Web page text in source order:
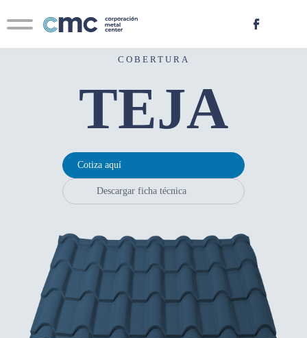
Contacto
Novedades
COBERTURA
TEJA
Cotiza aquí
Descargar ficha técnica